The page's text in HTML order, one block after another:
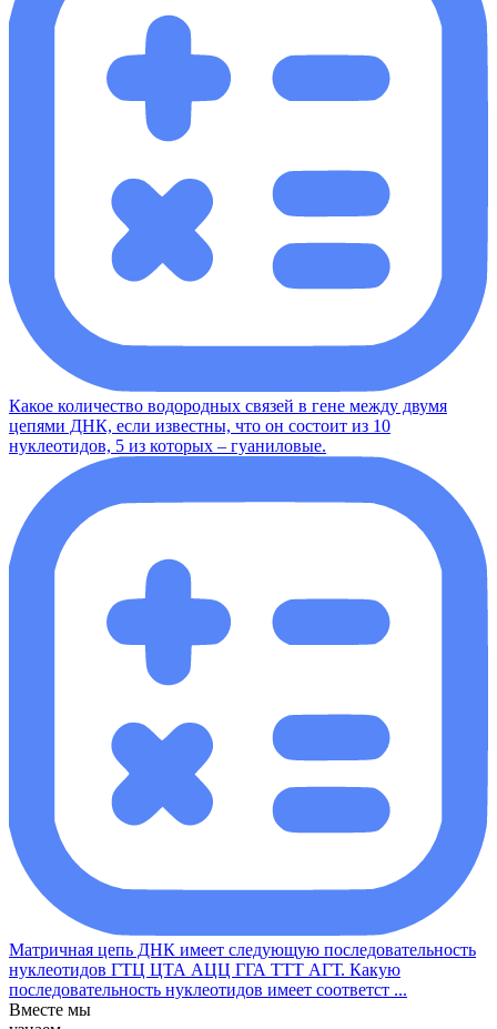
Какое количество водородных связей в гене между двумя
цепями ДНК, если известны, что он состоит из 10
нуклеотидов, 5 из которых – гуаниловые.
Матричная цепь ДНК имеет следующую последовательность
нуклеотидов ГТЦ ЦТА АЦЦ ГГА ТТТ АГТ. Какую
последовательность нуклеотидов имеет соответст ...
Вместе мы